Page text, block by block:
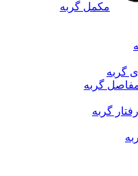
مکمل گربه
گربه
گربه
گربه